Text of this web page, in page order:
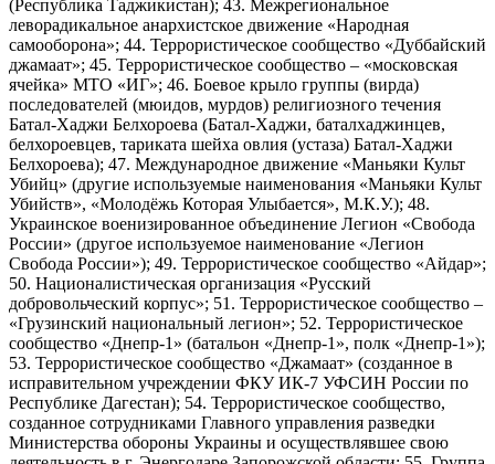
(Республика Таджикистан); 43. Межрегиональное
леворадикальное анархистское движение «Народная
самооборона»; 44. Террористическое сообщество «Дуббайский
джамаат»; 45. Террористическое сообщество – «московская
ячейка» МТО «ИГ»; 46. Боевое крыло группы (вирда)
последователей (мюидов, мурдов) религиозного течения
Батал-Хаджи Белхороева (Батал-Хаджи, баталхаджинцев,
белхороевцев, тариката шейха овлия (устаза) Батал-Хаджи
Белхороева); 47. Международное движение «Маньяки Культ
Убийц» (другие используемые наименования «Маньяки Культ
Убийств», «Молодёжь Которая Улыбается», М.К.У.); 48.
Украинское военизированное объединение Легион «Свобода
России» (другое используемое наименование «Легион
Свобода России»); 49. Террористическое сообщество «Айдар»;
50. Националистическая организация «Русский
добровольческий корпус»; 51. Террористическое сообщество –
«Грузинский национальный легион»; 52. Террористическое
сообщество «Днепр-1» (батальон «Днепр-1», полк «Днепр-1»);
53. Террористическое сообщество «Джамаат» (созданное в
исправительном учреждении ФКУ ИК-7 УФСИН России по
Республике Дагестан); 54. Террористическое сообщество,
созданное сотрудниками Главного управления разведки
Министерства обороны Украины и осуществлявшее свою